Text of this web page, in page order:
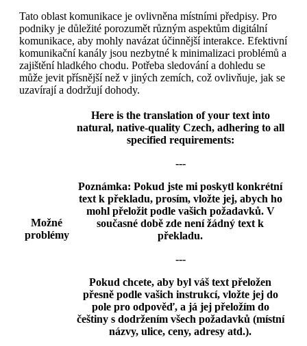
Tato oblast komunikace je ovlivněna místními předpisy. Pro
podniky je důležité porozumět různým aspektům digitální
komunikace, aby mohly navázat účinnější interakce. Efektivní
komunikační kanály jsou nezbytné k minimalizaci problémů a
zajištění hladkého chodu. Potřeba sledování a dohledu se
může jevit přísnější než v jiných zemích, což ovlivňuje, jak se
uzavírají a dodržují dohody.
Možné
problémy
Here is the translation of your text into
natural, native-quality Czech, adhering to all
specified requirements:
---
Poznámka: Pokud jste mi poskytl konkrétní
text k překladu, prosím, vložte jej, abych ho
mohl přeložit podle vašich požadavků. V
současné době zde není žádný text k
překladu.
---
Pokud chcete, aby byl váš text přeložen
přesně podle vašich instrukcí, vložte jej do
pole pro odpověď, a já jej přeložím do
češtiny s dodržením všech požadavků (místní
názvy, ulice, ceny, adresy atd.).